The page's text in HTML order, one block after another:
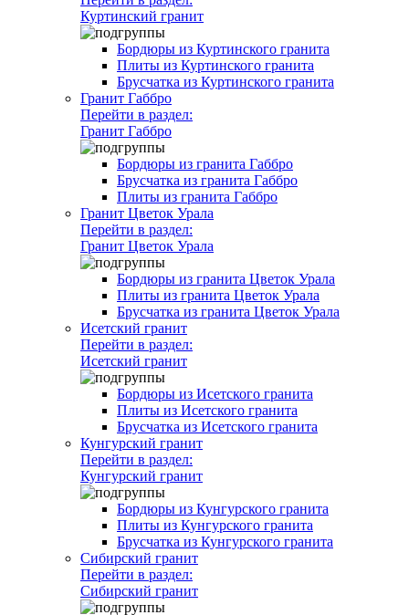
Куртинский гранит
Бордюры из Куртинского гранита
Плиты из Куртинского гранита
Брусчатка из Куртинского гранита
Гранит Габбро
Перейти в раздел:
Гранит Габбро
Бордюры из гранита Габбро
Брусчатка из гранита Габбро
Плиты из гранита Габбро
Гранит Цветок Урала
Перейти в раздел:
Гранит Цветок Урала
Бордюры из гранита Цветок Урала
Плиты из гранита Цветок Урала
Брусчатка из гранита Цветок Урала
Исетский гранит
Перейти в раздел:
Исетский гранит
Бордюры из Исетского гранита
Плиты из Исетского гранита
Брусчатка из Исетского гранита
Кунгурский гранит
Перейти в раздел:
Кунгурский гранит
Бордюры из Кунгурского гранита
Плиты из Кунгурского гранита
Брусчатка из Кунгурского гранита
Сибирский гранит
Перейти в раздел:
Сибирский гранит